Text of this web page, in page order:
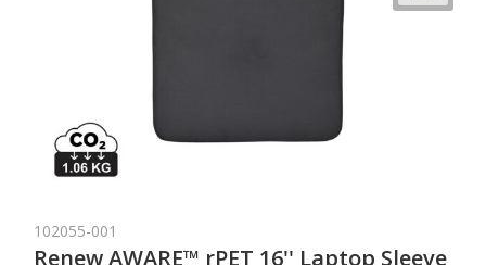
102055-001
Renew AWARE™ rPET 16'' Laptop Sleeve